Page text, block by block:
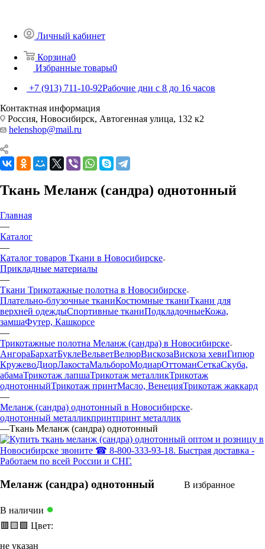
Личный кабинет
Корзина0
Избранные товары0
+7 (913) 711-10-92Рабочие дни с 8 до 16 часов
Контактная информация
Россия, Новосибирск, Автогенная улица, 132 к2
helenshop@mail.ru
Ткань Меланж (сандра) однотонный
Главная
—
Каталог
—
Каталог товаров Ткани в Новосибирске
Прикладные материалы
—
Ткани Трикотажные полотна в Новосибирске
Плательно-блузочные тканиКостюмные тканиТкани для
верхней одеждыСпортивные тканиПодкладочныеКожа,
замшаФутер, Кашкорсе
—
Трикотажные полотна Меланж (сандра) в Новосибирске
АнгораБархатБуклеВельветВелюрВискозаВискоза хевиГипюр
КружевоДиорЛакостаМальбороМодиарОттоманСеткаСкуба,
абамаТрикотаж лапшаТрикотаж металликТрикотаж
однотонныйТрикотаж принтМасло, ВенецияТрикотаж жаккард
—
Меланж (сандра) однотонный в Новосибирске
однотонный металликпринтпринт металлик
—Ткань Меланж (сандра) однотонный
Меланж (сандра) однотонный В избранное
В наличии ●
🟥 🟨 🟩 Цвет:
не указан